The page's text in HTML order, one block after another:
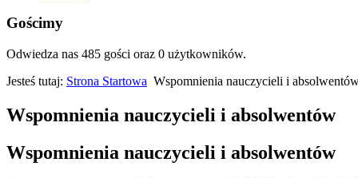
Gościmy
Odwiedza nas 485 gości oraz 0 użytkowników.
Jesteś tutaj: Strona Startowa Wspomnienia nauczycieli i
Wspomnienia nauczycieli i absolwentów
Wspomnienia nauczycieli i absolwentów